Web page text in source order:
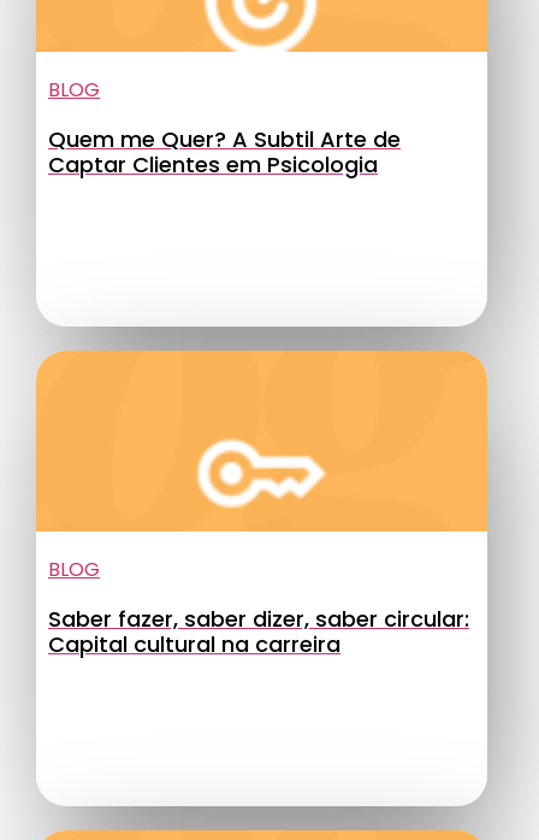
BLOG
Quem me Quer? A Subtil Arte de
Captar Clientes em Psicologia
BLOG
Saber fazer, saber dizer, saber circular:
Capital cultural na carreira